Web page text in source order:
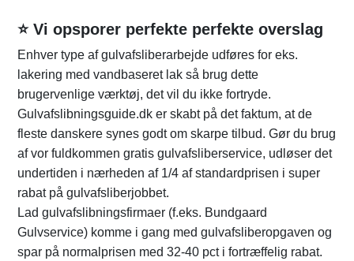
⭐ Vi opsporer perfekte perfekte overslag
Enhver type af gulvafsliberarbejde udføres for eks.
lakering med vandbaseret lak så brug dette
brugervenlige værktøj, det vil du ikke fortryde.
Gulvafslibningsguide.dk er skabt på det faktum, at de
fleste danskere synes godt om skarpe tilbud. Gør du brug
af vor fuldkommen gratis gulvafsliberservice, udløser det
undertiden i nærheden af 1/4 af standardprisen i super
rabat på gulvafsliberjobbet.
Lad gulvafslibningsfirmaer (f.eks. Bundgaard
Gulvservice) komme i gang med gulvafsliberopgaven og
spar på normalprisen med 32-40 pct i fortræffelig rabat.